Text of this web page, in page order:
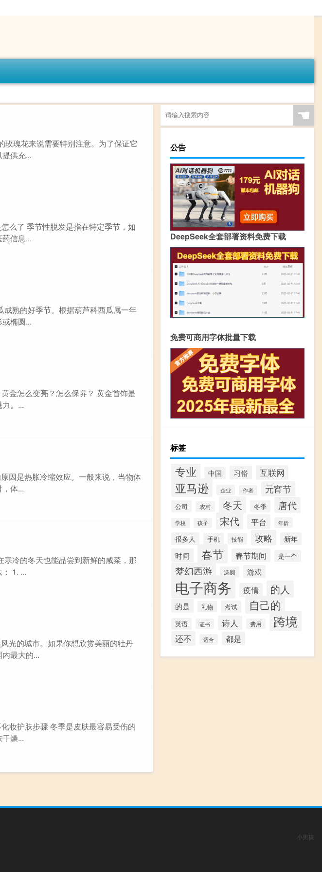
瑰花来说需要特别注意。为了保证它
供充...
么了 季节性脱发是指在特定季节，如
信息...
熟的好季节。根据葫芦科西瓜属一年
椭圆...
金怎么变亮？怎么保养？ 黄金首饰是
。...
因是热胀冷缩效应。一般来说，当物体
体...
冷的冬天也能品尝到新鲜的咸菜，那
1. ...
光的城市。如果你想欣赏美丽的牡丹
最大的...
妆护肤步骤 冬季是皮肤最容易受伤的
燥...
☚
公告
DeepSeek全套部署资料免费下载
免费可商用字体批量下载
标签
专业 中国 习俗 互联网
亚马逊 企业 作者 元宵节
公司 农村 冬天 冬季 唐代
学校 孩子 宋代 平台 年龄
很多人 手机 技能 攻略 新年
时间 春节 春节期间 是一个
梦幻西游 汤圆 游戏
电子商务 疫情 的人
的是 礼物 考试 自己的
英语 证书 诗人 费用 跨境
还不 适合 都是
小男孩